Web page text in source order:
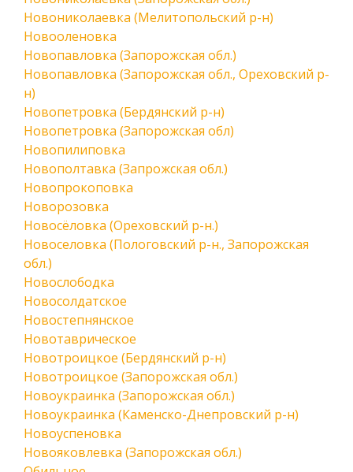
Новониколаевка (Мелитопольский р-н)
Новооленовка
Новопавловка (Запорожская обл.)
Новопавловка (Запорожская обл., Ореховский р-
н)
Новопетровка (Бердянский р-н)
Новопетровка (Запорожская обл)
Новопилиповка
Новополтавка (Запрожская обл.)
Новопрокоповка
Новорозовка
Новосёловка (Ореховский р-н.)
Новоселовка (Пологовский р-н., Запорожская
обл.)
Новослободка
Новосолдатское
Новостепнянское
Новотаврическое
Новотроицкое (Бердянский р-н)
Новотроицкое (Запорожская обл.)
Новоукраинка (Запорожская обл.)
Новоукраинка (Каменско-Днепровский р-н)
Новоуспеновка
Новояковлевка (Запорожская обл.)